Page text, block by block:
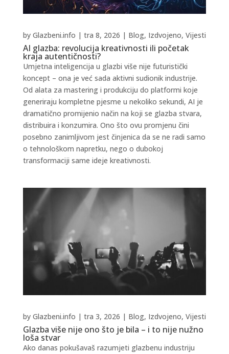
AI glazba: revolucija kreativnosti ili početak
kraja autentičnosti?
by Glazbeni.info | tra 8, 2026 | Blog, Izdvojeno, Vijesti
Umjetna inteligencija u glazbi više nije futuristički
koncept – ona je već sada aktivni sudionik industrije.
Od alata za mastering i produkciju do platformi koje
generiraju kompletne pjesme u nekoliko sekundi, AI je
dramatično promijenio način na koji se glazba stvara,
distribuira i konzumira. Ono što ovu promjenu čini
posebno zanimljivom jest činjenica da se ne radi samo
o tehnološkom napretku, nego o dubokoj
transformaciji same ideje kreativnosti.
Glazba više nije ono što je bila – i to nije nužno
loša stvar
by Glazbeni.info | tra 3, 2026 | Blog, Izdvojeno, Vijesti
Ako danas pokušavaš razumjeti glazbenu industriju